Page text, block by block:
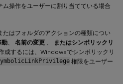
操作をユーザーに割り当てている場合
たはフォルダのアクションの種類につい
動 名前の変更
またはシンボリックリ
成するには、Windowsでシンボリックリ
権限をユーザー